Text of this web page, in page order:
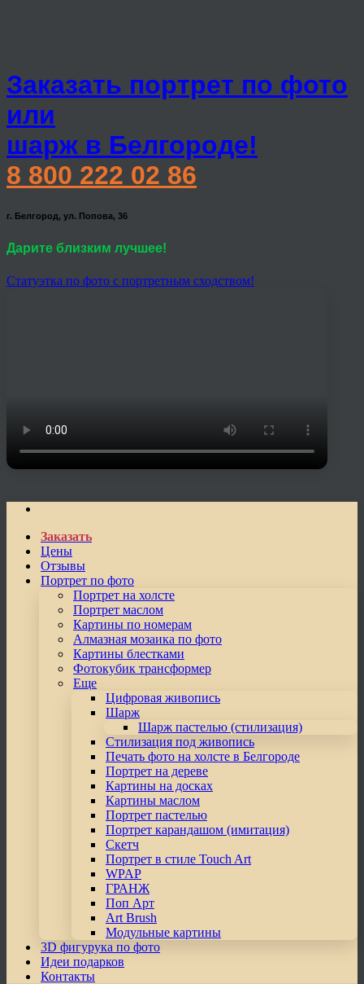
Заказать портрет по фото
или
шарж в Белгороде!
8 800 222 02 86
г. Белгород, ул. Попова, 36
Дарите близким лучшее!
Статуэтка по фото с портретным сходством!
Заказать
Цены
Отзывы
Портрет по фото
Портрет на холсте
Портрет маслом
Картины по номерам
Алмазная мозаика по фото
Картины блестками
Фотокубик трансформер
Еще
Цифровая живопись
Шарж
Шарж пастелью (стилизация)
Стилизация под живопись
Печать фото на холсте в Белгороде
Портрет на дереве
Картины на досках
Картины маслом
Портрет пастелью
Портрет карандашом (имитация)
Скетч
Портрет в стиле Touch Art
WPAP
ГРАНЖ
Поп Арт
Art Brush
Модульные картины
3D фигурука по фото
Идеи подарков
Контакты